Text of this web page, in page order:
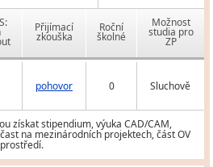
Přijímací
zkouška
Roční
školné
Možnost
studia pro
ZP
pohovor 0 Sluchově
získat stipendium, výuka CAD/CAM,
na mezinárodních projektech, část OV